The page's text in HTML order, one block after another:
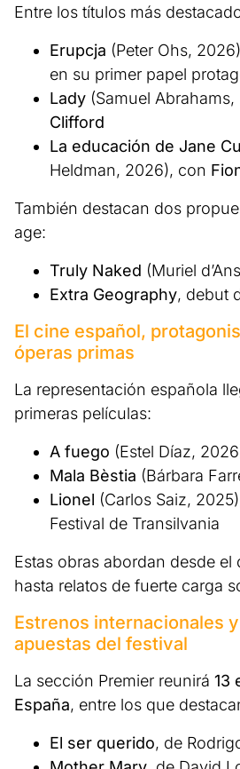
Entre los títulos más
Erupcja (Peter Ohs,
en su primer papel
Lady (Samuel
Clifford
La educación de Jane
Heldman, 2026), con
También destacan dos
age:
Truly Naked (Muriel
Extra Geography, debut
El cine español,
óperas primas
La representación española
primeras películas:
A fuego (Estel Díaz,
Mala Bèstia (Bárbara
Lionel (Carlos Saiz,
Festival de Transilvania
Estas obras abordan desde el
hasta relatos de fuerte carga
Estrenos internacionales
apuestas del festival
La sección Premier reunirá 13
España, entre los que
El ser querido, de